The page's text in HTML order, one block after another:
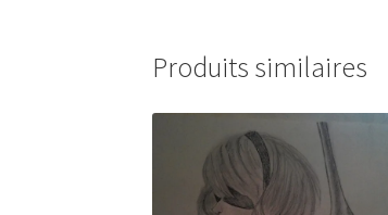
Produits similaires